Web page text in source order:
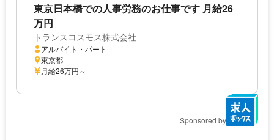
東京日本橋での人事労務のお仕事です 月給26
万円
トランスコスモス株式会社
アルバイト・パート
東京都
月給26万円～
Sponsored by